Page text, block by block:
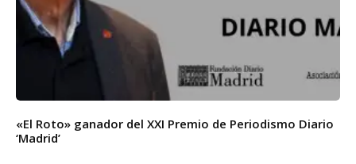
«El Roto» ganador del XXI Premio de Periodismo Diario
‘Madrid’